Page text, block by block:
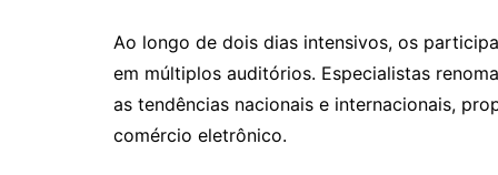
Ao longo de dois dias intensivos, os
em múltiplos auditórios. Especialistas
as tendências nacionais e internacionais,
comércio eletrônico.